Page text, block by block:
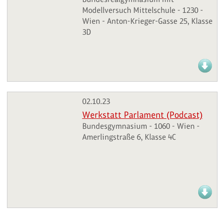
Modellversuch Mittelschule - 1230 -
Wien - Anton-Krieger-Gasse 25, Klasse
3D
02.10.23
Werkstatt Parlament (Podcast)
Bundesgymnasium - 1060 - Wien -
Amerlingstraße 6, Klasse 4C